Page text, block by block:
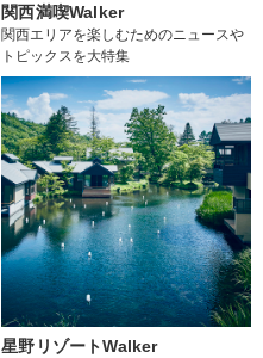
関西満喫Walker
関西エリアを楽しむためのニュースや
トピックスを大特集
星野リゾートWalker